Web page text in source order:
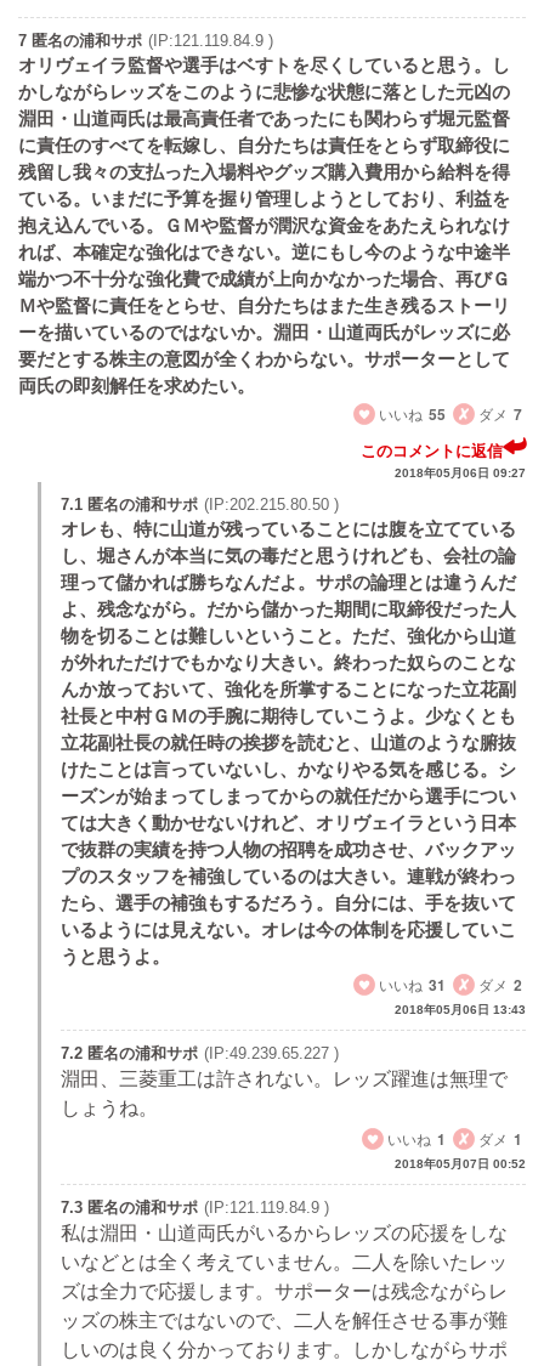
7 匿名の浦和サポ (IP:121.119.84.9 )
オリヴェイラ監督や選手はベすトを尽くしていると思う。し
かしながらレッズをこのように悲惨な状態に落とした元凶の
淵田・山道両氏は最高責任者であったにも関わらず堀元監督
に責任のすべてを転嫁し、自分たちは責任をとらず取締役に
残留し我々の支払った入場料やグッズ購入費用から給料を得
ている。いまだに予算を握り管理しようとしており、利益を
抱え込んでいる。ＧＭや監督が潤沢な資金をあたえられなけ
れば、本確定な強化はできない。逆にもし今のような中途半
端かつ不十分な強化費で成績が上向かなかった場合、再びＧ
Ｍや監督に責任をとらせ、自分たちはまた生き残るストーリ
ーを描いているのではないか。淵田・山道両氏がレッズに必
要だとする株主の意図が全くわからない。サポーターとして
両氏の即刻解任を求めたい。
いいね 55 ダメ 7
このコメントに返信
2018年05月06日 09:27
7.1 匿名の浦和サポ (IP:202.215.80.50 )
オレも、特に山道が残っていることには腹を立てている
し、堀さんが本当に気の毒だと思うけれども、会社の論
理って儲かれば勝ちなんだよ。サポの論理とは違うんだ
よ、残念ながら。だから儲かった期間に取締役だった人
物を切ることは難しいということ。ただ、強化から山道
が外れただけでもかなり大きい。終わった奴らのことな
んか放っておいて、強化を所掌することになった立花副
社長と中村ＧＭの手腕に期待していこうよ。少なくとも
立花副社長の就任時の挨拶を読むと、山道のような腑抜
けたことは言っていないし、かなりやる気を感じる。シ
ーズンが始まってしまってからの就任だから選手につい
ては大きく動かせないけれど、オリヴェイラという日本
で抜群の実績を持つ人物の招聘を成功させ、バックアッ
プのスタッフを補強しているのは大きい。連戦が終わっ
たら、選手の補強もするだろう。自分には、手を抜いて
いるようには見えない。オレは今の体制を応援していこ
うと思うよ。
いいね 31 ダメ 2
2018年05月06日 13:43
7.2 匿名の浦和サポ (IP:49.239.65.227 )
淵田、三菱重工は許されない。レッズ躍進は無理で
しょうね。
いいね 1 ダメ 1
2018年05月07日 00:52
7.3 匿名の浦和サポ (IP:121.119.84.9 )
私は淵田・山道両氏がいるからレッズの応援をしな
いなどとは全く考えていません。二人を除いたレッ
ズは全力で応援します。サポーターは残念ながらレ
ッズの株主ではないので、二人を解任させる事が難
しいのは良く分かっております。しかしながらサポ